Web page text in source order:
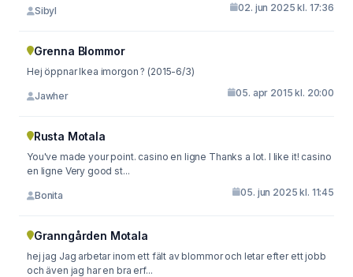
Sibyl 02. jun 2025 kl. 17:36
Grenna Blommor
Hej öppnar Ikea imorgon ? (2015-6/3)
Jawher 05. apr 2015 kl. 20:00
Rusta Motala
You've made your point. casino en ligne Thanks a lot. I like it! casino
en ligne Very good st...
Bonita 05. jun 2025 kl. 11:45
Granngården Motala
hej jag Jag arbetar inom ett fält av blommor och letar efter ett jobb
och även jag har en bra erf...